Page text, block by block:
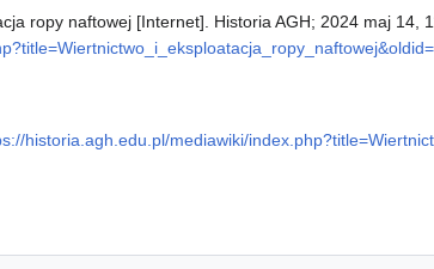
ropy naftowej [Internet]. Historia AGH; 2024 maj 14,
historia.agh.edu.pl/mediawiki/